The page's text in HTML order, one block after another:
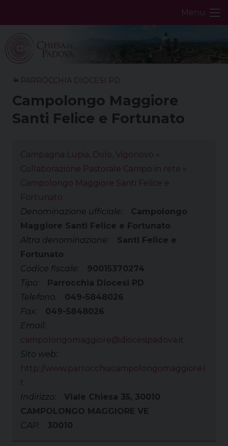
Menu
PARROCCHIA DIOCESI PD
Campolongo Maggiore
Santi Felice e Fortunato
Campagna Lupia, Dolo, Vigonovo
Collaborazione Pastorale Campo in rete
Campolongo Maggiore Santi Felice e
Fortunato
Denominazione ufficiale:
Campolongo
Maggiore Santi Felice e Fortunato
Altra denominazione:
Santi Felice e
Fortunato
Codice fiscale:
90015370274
Tipo:
Parrocchia Diocesi PD
Telefono:
049-5848026
Fax:
049-5848026
Email:
campolongomaggiore@diocesipadova.it
Sito web:
http://www.parrocchiacampolongomaggiore.i
t
Indirizzo:
Viale Chiesa 35, 30010
CAMPOLONGO MAGGIORE VE
CAP:
30010